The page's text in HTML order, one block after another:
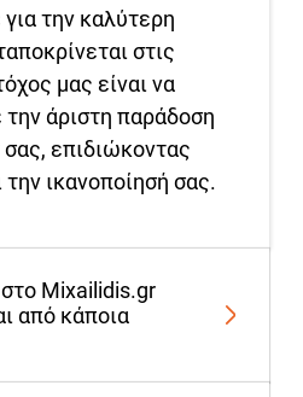
την καλύτερη
στις
μας είναι να
άριστη παράδοση
επιδιώκοντας
την ικανοποίησή σας.
Mixailidis.gr
από κάποια